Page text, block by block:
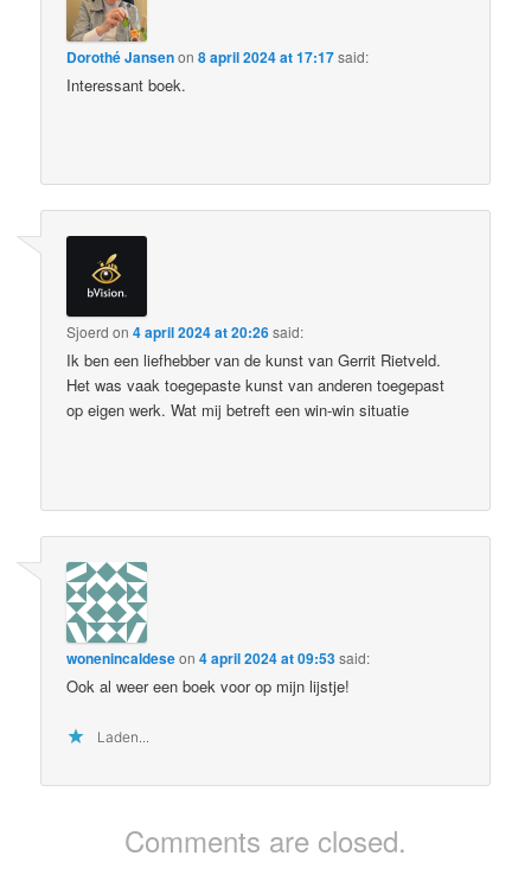
Dorothé Jansenon8 april 2024 at 17:17said:
Interessant boek.
Sjoerd on4 april 2024 at 20:26said:
Ik ben een liefhebber van de kunst van Gerrit Rietveld.
Het was vaak toegepaste kunst van anderen toegepast
op eigen werk. Wat mij betreft een win-win situatie
wonenincaldeseon4 april 2024 at 09:53said:
Ook al weer een boek voor op mijn lijstje!
Laden...
Comments are closed.